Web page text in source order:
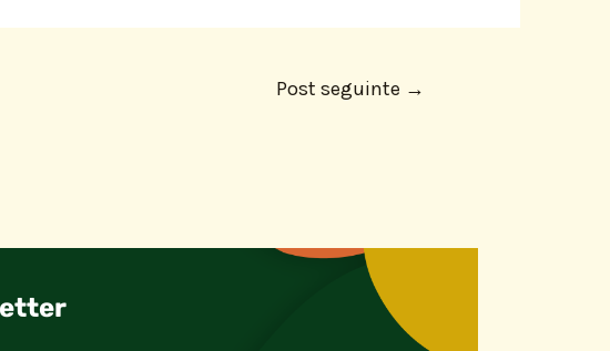
Post seguinte →